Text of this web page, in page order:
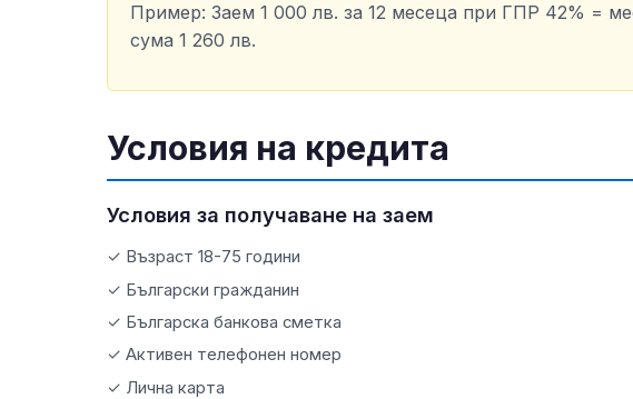
Пример: Заем 1 000 лв. за 12 месеца при ГПР 42% =
сума 1 260 лв.
Условия на кредита
Условия за получаване на заем
✓ Възраст 18-75 години
✓ Български гражданин
✓ Българска банкова сметка
✓ Активен телефонен номер
✓ Лична карта